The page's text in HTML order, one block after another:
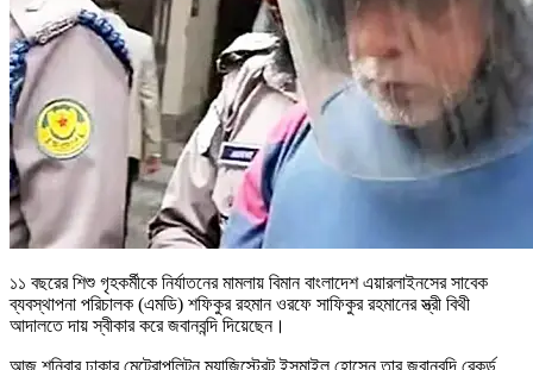
১১ বছরের শিশু গৃহকর্মীকে নির্যাতনের মামলায় বিমান বাংলাদেশ এয়ারলাইনসের সাবেক
ব্যবস্থাপনা পরিচালক (এমডি) শফিকুর রহমান ওরফে সাফিকুর রহমানের স্ত্রী বিথী
আদালতে দায় স্বীকার করে জবানবন্দি দিয়েছেন।
আজ শনিবার ঢাকার মেট্রোপলিটন ম্যাজিস্ট্রেট ইসমাইল হোসেন তার জবানবন্দি রেকর্ড